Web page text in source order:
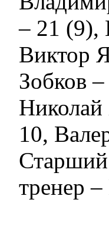
– 21 (9),
Виктор
Зобков
10,
Старший
тренер